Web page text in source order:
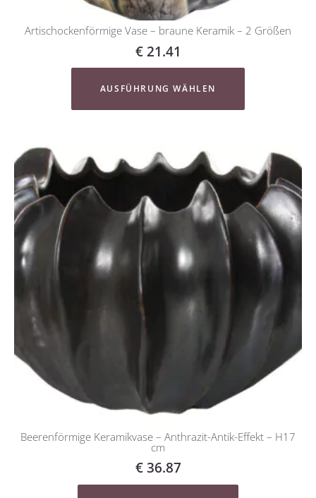
Artischockenförmige Vase – braune Keramik – 2 Größen
€21.41
AUSFÜHRUNG WÄHLEN
Beerenförmige Keramikvase – Anthrazit-Antik-Effekt – H17
cm
€36.87